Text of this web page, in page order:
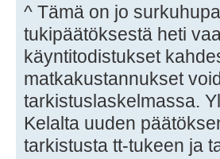
^ Tämä on jo
tukipäätöksestä heti
käyntitodistukset
matkakustannukset
tarkistuslaskelmassa.
Kelalta uuden
tarkistusta tt-tukeen ja